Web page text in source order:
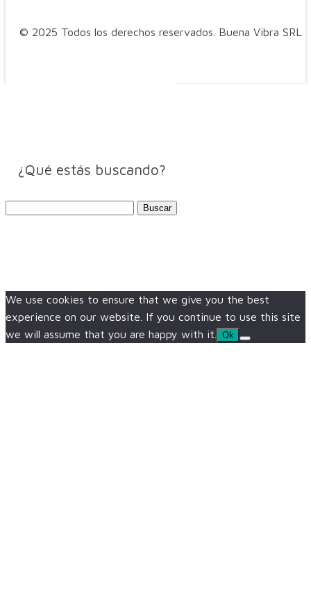
© 2025 Todos los derechos reservados. Buena Vibra SRL
¿Qué estás buscando?
We use cookies to ensure that we give you the best
experience on our website. If you continue to use this site
we will assume that you are happy with it.
Ok